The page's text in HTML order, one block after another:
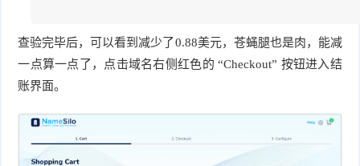
查验完毕后，可以看到减少了0.88美元，苍蝇腿也是肉，能减
一点算一点了，点击域名右侧红色的 “Checkout” 按钮进入结
账界面。